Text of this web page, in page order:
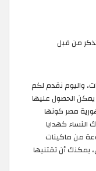
من قبل
واليوم نقدم لكم
حلاقة للرجال 2026 التي يمكن الحصول عليها
مصر كونها
النساء كهدايا
من ماكينات
يمكنك أن تقتنيها